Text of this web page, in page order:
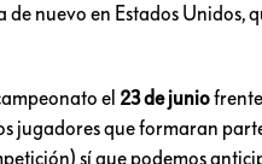
de nuevo en Estados
el 23 de junio
jugadores que formaran
sí que podemos